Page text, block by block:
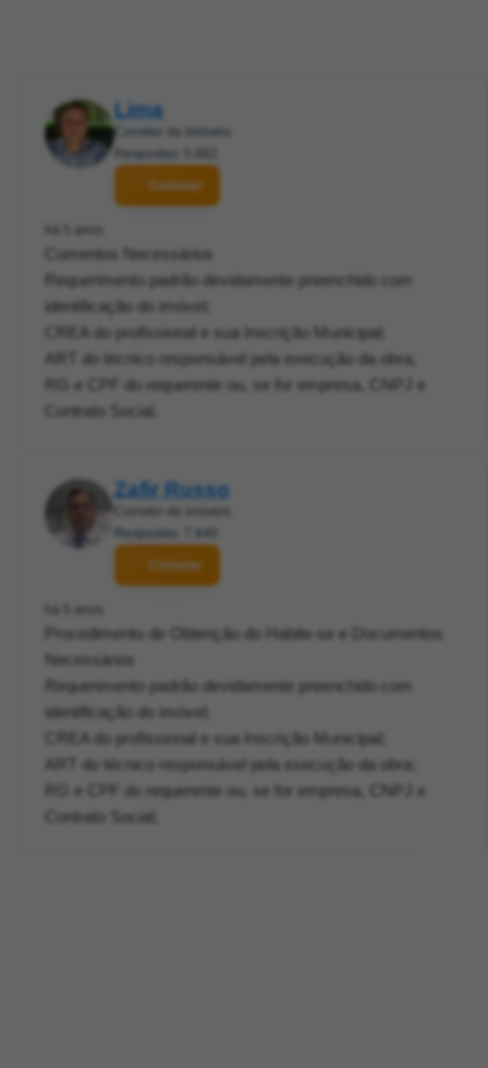
Lima
Contatar
Cumentos Necessários
Requerimento padrão devidamente preenchido com
identificação do imóvel;
CREA do profissional e sua Inscrição Municipal;
ART do técnico responsável pela execução da obra;
RG e CPF do requerente ou, se for empresa, CNPJ e
Contrato Social.
Zafir Russo
Contatar
Procedimento de Obtenção do Habite-se e Documentos
Necessários
Requerimento padrão devidamente preenchido com
identificação do imóvel;
CREA do profissional e sua Inscrição Municipal;
ART do técnico responsável pela execução da obra;
RG e CPF do requerente ou, se for empresa, CNPJ e
Contrato Social;